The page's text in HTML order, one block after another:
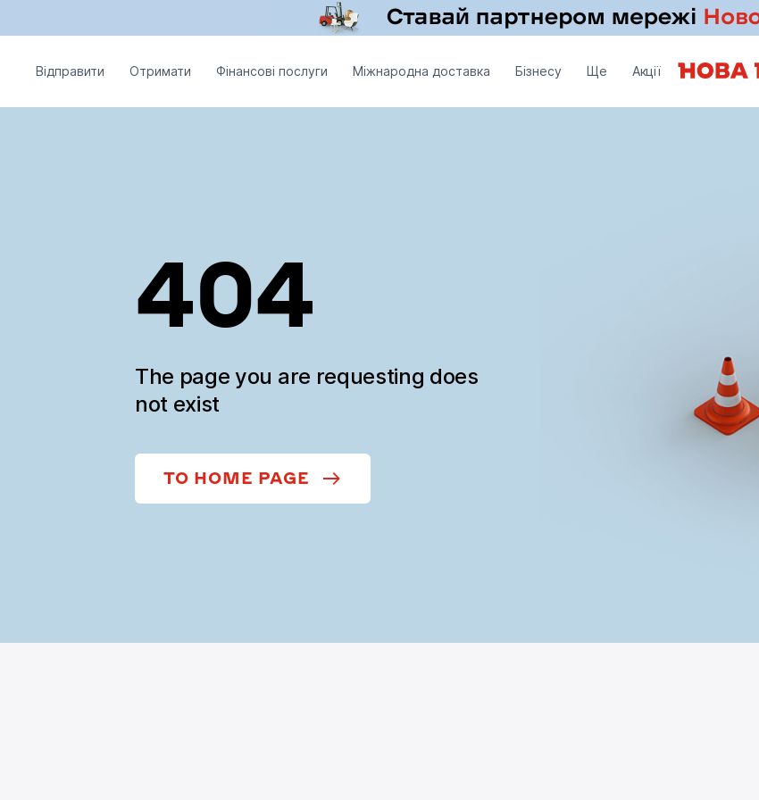
Відправити Отримати Фінансові послуги Міжнародна доставка Бізнесу Ще Акції
404
The page you are requesting does
not exist
TO HOME PAGE